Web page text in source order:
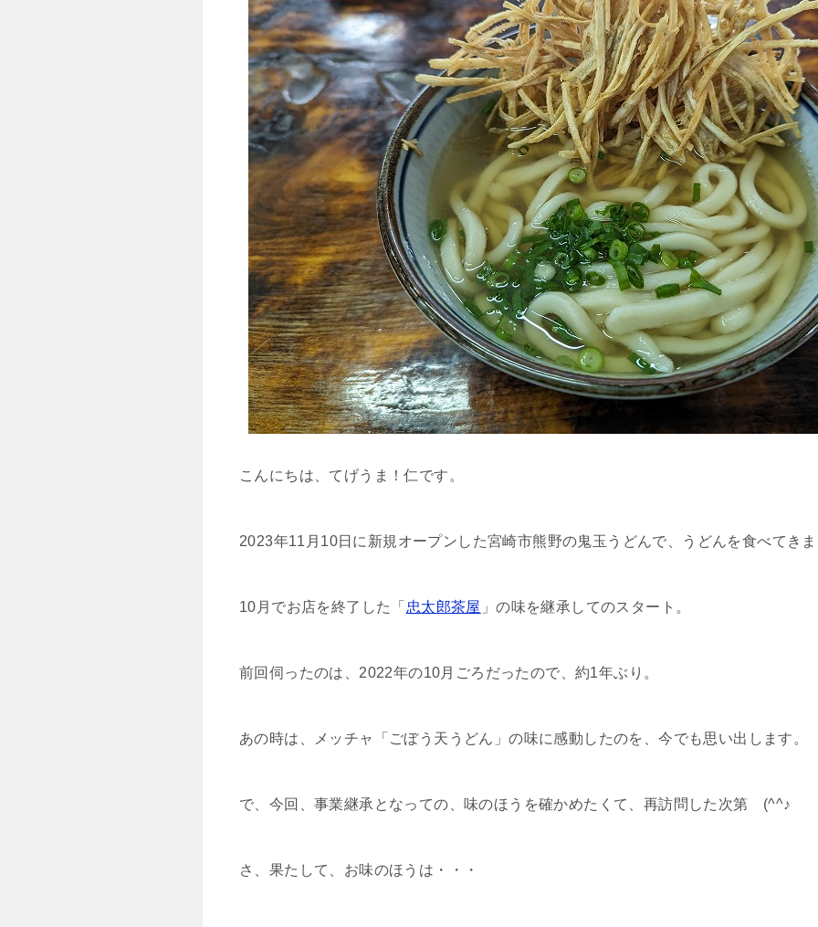
こんにちは、てげうま！仁です。
2023年11月10日に新規オープンした宮崎市熊野の鬼玉うどんで、うどんを食べてき
10月でお店を終了した「 忠太郎茶屋 」の味を継承してのスタート。
前回伺ったのは、2022年の10月ごろだったので、約1年ぶり。
あの時は、メッチャ「ごぼう天うどん」の味に感動したのを、今でも思い出します。
で、今回、事業継承となっての、味のほうを確かめたくて、再訪問した次第 (^^♪
さ、果たして、お味のほうは・・・